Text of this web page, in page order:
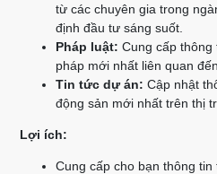
từ các chuyên gia trong
định đầu tư sáng suốt.
Pháp luật: Cung cấp thông
pháp mới nhất liên quan
Tin tức dự án: Cập nhật
động sản mới nhất trên thị
Lợi ích:
Cung cấp cho bạn thông